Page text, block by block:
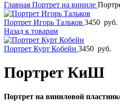
Главная Портрет на виниле
Портрет Игорь Тальков 3450 руб.
Назад к товарам
Портрет Курт Кобейн 3450 руб.
Портрет КиШ
Портрет на виниловой